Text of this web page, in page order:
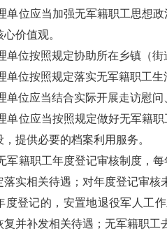
单位应当加强无军籍职工思想
价值观。
单位按照规定协助所在乡镇（
单位按照规定落实无军籍职工生
单位应当结合实际开展走访慰
单位应当按照规定做好无军籍
提供必要的档案利用服务。
军籍职工年度登记审核制度，
实相关待遇；对年度登记审核
度登记的，安置地退役军人工
并补发相关待遇；无军籍职工